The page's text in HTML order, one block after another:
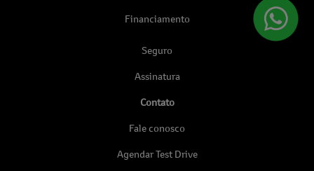
Financiamento
Seguro
Assinatura
Contato
Fale conosco
Agendar Test Drive